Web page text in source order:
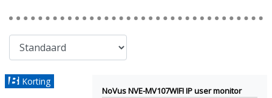
Korting
NoVus NVE-MV107WIFI IP user monitor